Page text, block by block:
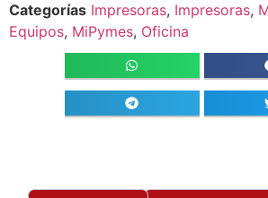
Categorías Impresoras, Impresoras,
Equipos, MiPymes, Oficina